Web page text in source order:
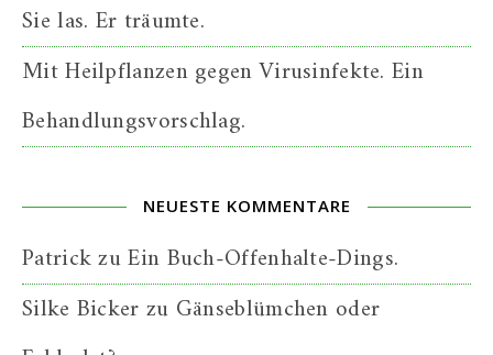
Sie las. Er träumte.
Mit Heilpflanzen gegen Virusinfekte. Ein
Behandlungsvorschlag.
NEUESTE KOMMENTARE
PatrickzuEin Buch-Offenhalte-Dings.
Silke Bickerzu Gänseblümchen oder